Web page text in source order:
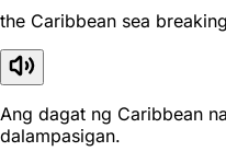
the Caribbean sea
Ang dagat ng Caribbean
dalampasigan.